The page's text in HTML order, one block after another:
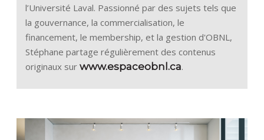
l’Université Laval. Passionné par des sujets tels que
la gouvernance, la commercialisation, le
financement, le membership, et la gestion d'OBNL,
Stéphane partage régulièrement des contenus
originaux surwww.espaceobnl.ca.